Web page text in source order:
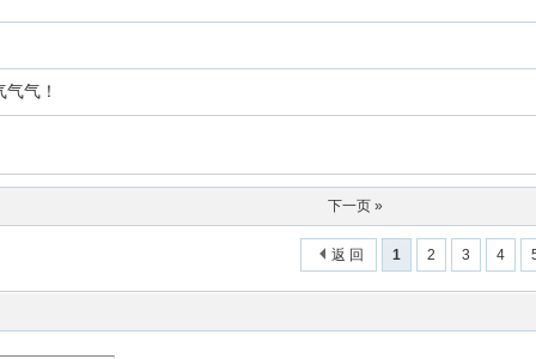
气！
下一页 »
1 2 3 4
返 回